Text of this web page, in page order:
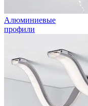
Алюминиевые
профили